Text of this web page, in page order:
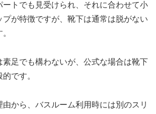
ートでも見受けられ、それに合わせて小
プが特徴ですが、靴下は通常は脱がない
素足でも構わないが、公式な場合は靴下
です。
由から、バスルーム利用時には別のスリ